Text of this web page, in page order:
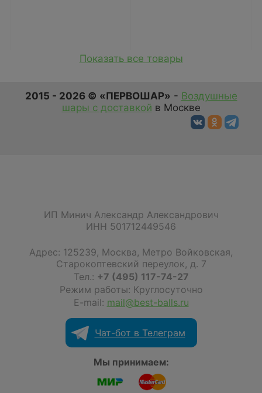
Показать все товары
2015 - 2026 © «ПЕРВОШАР» - Воздушные
шары с доставкой в Москве
ИП Минич Александр Александрович
ИНН 501712449546
Адрес: 125239, Москва, Метро Войковская,
Старокоптевский переулок, д. 7
Тел.: +7 (495) 117-74-27
Режим работы: Круглосуточно
E-mail: mail@best-balls.ru
Чат-бот в Телеграм
Мы принимаем: